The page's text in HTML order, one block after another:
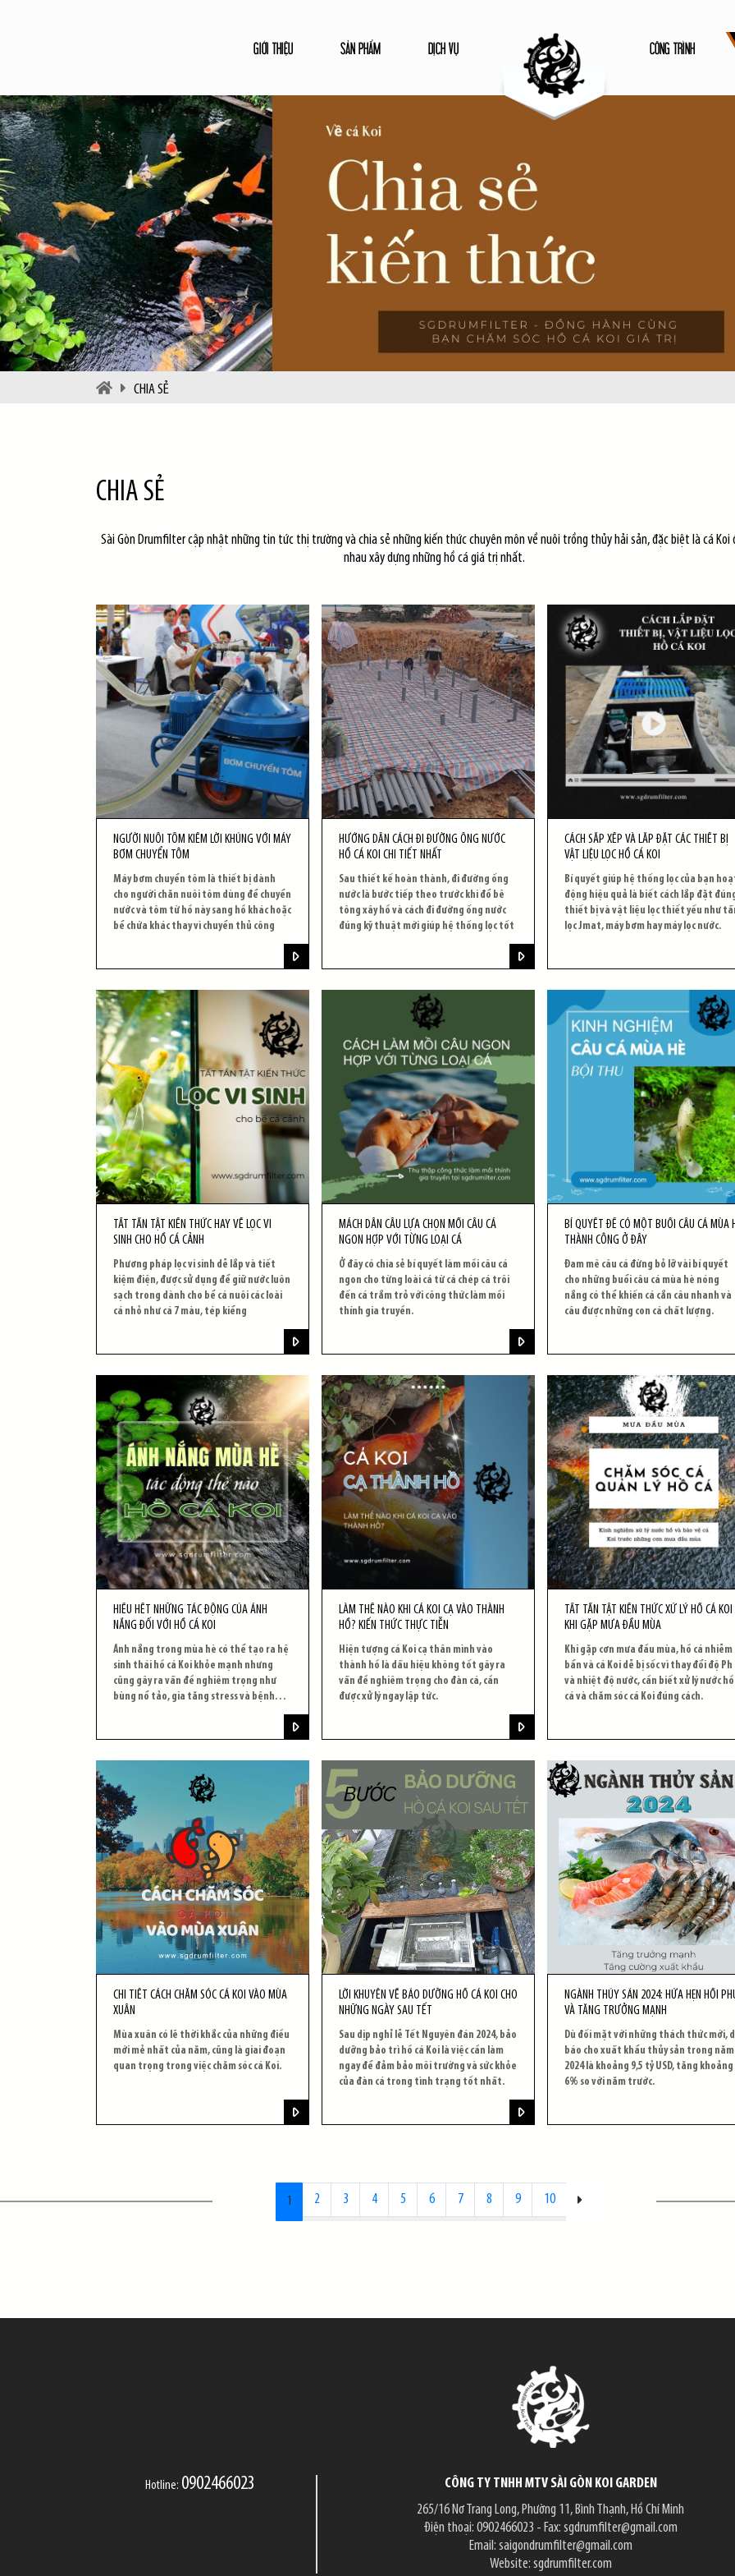
GIỚI THIỆU SẢN PHẨM DỊCH VỤ CÔNG TRÌNH
CHIA SẺ
CHIA SẺ
Sài Gòn Drumfilter cập nhật những tin tức thị trường và chia sẻ những kiến thức chuyên môn về nuôi trồng thủy hải sản, đặc biệt là cá Koi
nhau xây dựng những hồ cá giá trị nhất.
NGƯỜI NUÔI TÔM KIẾM LỜI KHỦNG VỚI MÁY
BƠM CHUYỂN TÔM
Máy bơm chuyển tôm là thiết bị dành
cho người chăn nuôi tôm dùng để chuyển
nước và tôm từ hồ này sang hồ khác hoặc
bể chứa khác thay vì chuyển thủ công
HƯỚNG DẪN CÁCH ĐI ĐƯỜNG ỐNG NƯỚC
HỒ CÁ KOI CHI TIẾT NHẤT
Sau thiết kế hoàn thành, đi đường ống
nước là bước tiếp theo trước khi đổ bê
tông xây hồ và cách đi đường ống nước
đúng kỹ thuật mới giúp hệ thống lọc tốt
CÁCH SẮP XẾP VÀ LẮP ĐẶT CÁC THIẾT BỊ
VẬT LIỆU LỌC HỒ CÁ KOI
Bí quyết giúp hệ thống lọc của bạn
động hiệu quả là biết cách lắp đặt
thiết bị và vật liệu lọc thiết yếu như
lọc Jmat, máy bơm hay máy lọc nước.
TẤT TẦN TẬT KIẾN THỨC HAY VỀ LỌC VI
SINH CHO HỒ CÁ CẢNH
Phương pháp lọc vi sinh dễ lắp và tiết
kiệm điện, được sử dụng để giữ nước luôn
sạch trong dành cho bể cá nuôi các loài
cá nhỏ như cá 7 màu, tép kiểng
MÁCH DÂN CÂU LỰA CHỌN MỒI CÂU CÁ
NGON HỢP VỚI TỪNG LOẠI CÁ
Ở đây có chia sẻ bí quyết làm mồi câu cá
ngon cho từng loài cá từ cá chép cá trôi
đến cá trắm trỏ với công thức làm mồi
thính gia truyền.
BÍ QUYẾT ĐỂ CÓ MỘT BUỔI CÂU CÁ MÙA
THÀNH CÔNG Ở ĐÂY
Đam mê câu cá đừng bỏ lỡ vài bí quyết
cho những buổi câu cá mùa hè nóng
nắng có thể khiến cá cắn câu nhanh và
câu được những con cá chất lượng.
HIỂU HẾT NHỮNG TÁC ĐỘNG CỦA ÁNH
NẮNG ĐỐI VỚI HỒ CÁ KOI
Ánh nắng trong mùa hè có thể tạo ra hệ
sinh thái hồ cá Koi khỏe mạnh nhưng
cũng gây ra vấn đề nghiêm trọng như
bùng nổ tảo, gia tăng stress và bệnh
LÀM THẾ NÀO KHI CÁ KOI CẠ VÀO THÀNH
HỒ? KIẾN THỨC THỰC TIỄN
Hiện tượng cá Koi cạ thân mình vào
thành hồ là dấu hiệu không tốt gây ra
vấn đề nghiêm trọng cho đàn cá, cần
được xử lý ngay lập tức.
TẤT TẦN TẬT KIẾN THỨC XỬ LÝ HỒ CÁ KOI
KHI GẶP MƯA ĐẦU MÙA
Khi gặp cơn mưa đầu mùa, hồ cá nhiễm
bẩn và cá Koi dễ bị sốc vì thay đổi độ Ph
và nhiệt độ nước, cần biết xử lý nước hồ
cá và chăm sóc cá Koi đúng cách.
CHI TIẾT CÁCH CHĂM SÓC CÁ KOI VÀO MÙA
XUÂN
Mùa xuân có lẽ thời khắc của những điều
mới mẻ nhất của năm, cũng là giai đoạn
quan trọng trong việc chăm sóc cá Koi.
LỜI KHUYÊN VỀ BẢO DƯỠNG HỒ CÁ KOI CHO
NHỮNG NGÀY SAU TẾT
Sau dịp nghỉ lễ Tết Nguyên đán 2024, bảo
dưỡng bảo trì hồ cá Koi là việc cần làm
ngay để đảm bảo môi trường và sức khỏe
của đàn cá trong tình trạng tốt nhất.
NGÀNH THỦY SẢN 2024: HỨA HẸN HỒI
VÀ TĂNG TRƯỞNG MẠNH
Dù đối mặt với những thách thức mới,
báo cho xuất khẩu thủy sản trong năm
2024 là khoảng 9,5 tỷ USD, tăng khoảng
6% so với năm trước.
1 2 3 4 5 6 7 8 9 10
Hotline: 0902466023
CÔNG TY TNHH MTV SÀI GÒN KOI GARDEN
265/16 Nơ Trang Long, Phường 11, Bình Thạnh, Hồ Chí Minh
Điện thoại: 0902466023 - Fax: sgdrumfilter@gmail.com
Email: saigondrumfilter@gmail.com
Website: sgdrumfilter.com